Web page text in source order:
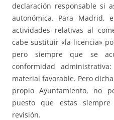
declaración responsable si
autonómica. Para Madrid,
actividades relativas al
cabe sustituir «la licencia»
pero siempre que se
conformidad
material favorable. Pero
propio Ayuntamiento, no
puesto que estas
revisión.